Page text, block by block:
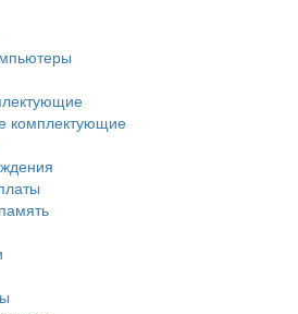
комплектующие